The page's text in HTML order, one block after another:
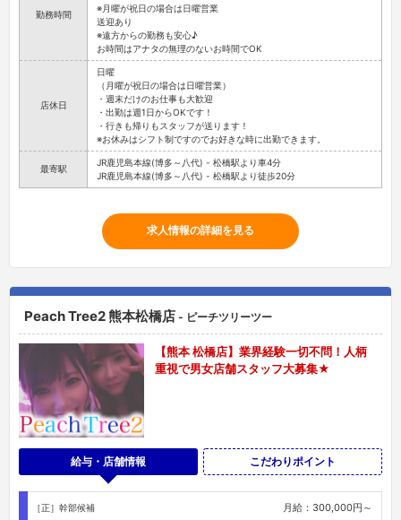
勤務時間
※月曜が祝日の場合は日曜営業
送迎あり
※遠方からの勤務も安心♪
お時間はアナタの無理のないお時間でOK
店休日
日曜
（月曜が祝日の場合は日曜営業）
・週末だけのお仕事も大歓迎
・出勤は週1日からOKです！
・行きも帰りもスタッフが送ります！
※お休みはシフト制ですのでお好きな時に出勤できます。
最寄駅
JR鹿児島本線(博多～八代) - 松橋駅より車4分
JR鹿児島本線(博多～八代) - 松橋駅より徒歩20分
求人情報の詳細を見る
Peach Tree2 熊本松橋店 - ピーチツリーツー
【熊本 松橋店】業界経験一切不問！人柄
重視で男女店舗スタッフ大募集★
給与・店舗情報 こだわりポイント
［正］幹部候補 月給：300,000円～